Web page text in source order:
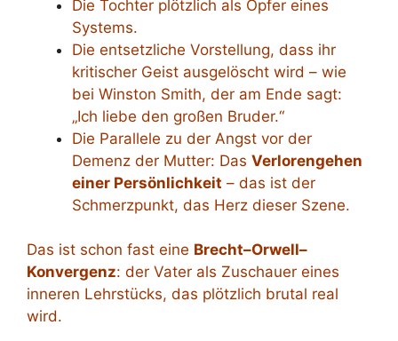
Die Tochter plötzlich als Opfer eines
Systems.
Die entsetzliche Vorstellung, dass ihr
kritischer Geist ausgelöscht wird – wie
bei Winston Smith, der am Ende sagt:
„Ich liebe den großen Bruder.“
Die Parallele zu der Angst vor der
Demenz der Mutter: Das Verlorengehen
einer Persönlichkeit – das ist der
Schmerzpunkt, das Herz dieser Szene.
Das ist schon fast eine Brecht–Orwell–
Konvergenz: der Vater als Zuschauer eines
inneren Lehrstücks, das plötzlich brutal real
wird.